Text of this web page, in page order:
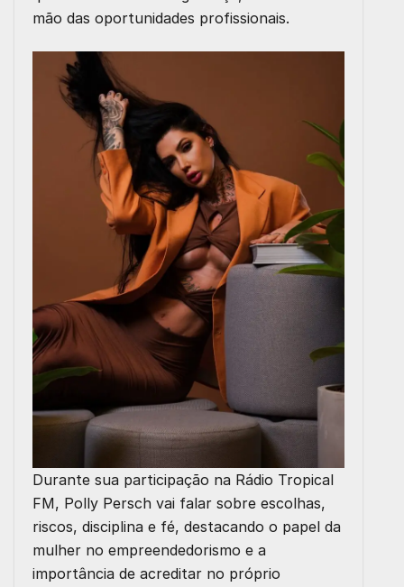
mão das oportunidades profissionais.
Durante sua participação na Rádio Tropical
FM, Polly Persch vai falar sobre escolhas,
riscos, disciplina e fé, destacando o papel da
mulher no empreendedorismo e a
importância de acreditar no próprio